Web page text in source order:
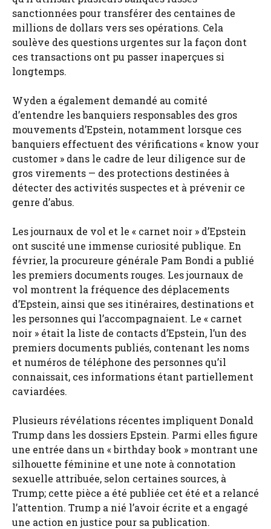
sanctionnées pour transférer des centaines de
millions de dollars vers ses opérations. Cela
soulève des questions urgentes sur la façon dont
ces transactions ont pu passer inaperçues si
longtemps.
Wyden a également demandé au comité
d’entendre les banquiers responsables des gros
mouvements d’Epstein, notamment lorsque ces
banquiers effectuent des vérifications « know your
customer » dans le cadre de leur diligence sur de
gros virements — des protections destinées à
détecter des activités suspectes et à prévenir ce
genre d’abus.
Les journaux de vol et le « carnet noir » d’Epstein
ont suscité une immense curiosité publique. En
février, la procureure générale Pam Bondi a publié
les premiers documents rouges. Les journaux de
vol montrent la fréquence des déplacements
d’Epstein, ainsi que ses itinéraires, destinations et
les personnes qui l’accompagnaient. Le « carnet
noir » était la liste de contacts d’Epstein, l’un des
premiers documents publiés, contenant les noms
et numéros de téléphone des personnes qu’il
connaissait, ces informations étant partiellement
caviardées.
Plusieurs révélations récentes impliquent Donald
Trump dans les dossiers Epstein. Parmi elles figure
une entrée dans un « birthday book » montrant une
silhouette féminine et une note à connotation
sexuelle attribuée, selon certaines sources, à
Trump; cette pièce a été publiée cet été et a relancé
l’attention. Trump a nié l’avoir écrite et a engagé
une action en justice pour sa publication.